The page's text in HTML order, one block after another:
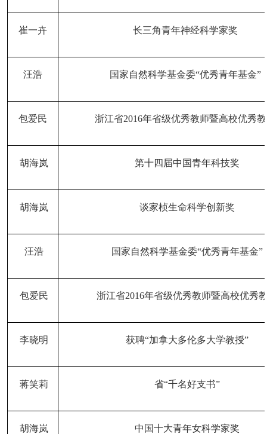
崔一卉 长三角青年神经科学家奖
汪浩 国家自然科学基金委“优秀青年基金”
包爱民 浙江省2016年省级优秀教师暨高校优秀
胡海岚 第十四届中国青年科技奖
胡海岚 谈家桢生命科学创新奖
汪浩 国家自然科学基金委“优秀青年基金”
包爱民 浙江省2016年省级优秀教师暨高校优秀
李晓明 获聘“加拿大多伦多大学教授”
蒋笑莉 省“千名好支书”
胡海岚 中国十大青年女科学家奖